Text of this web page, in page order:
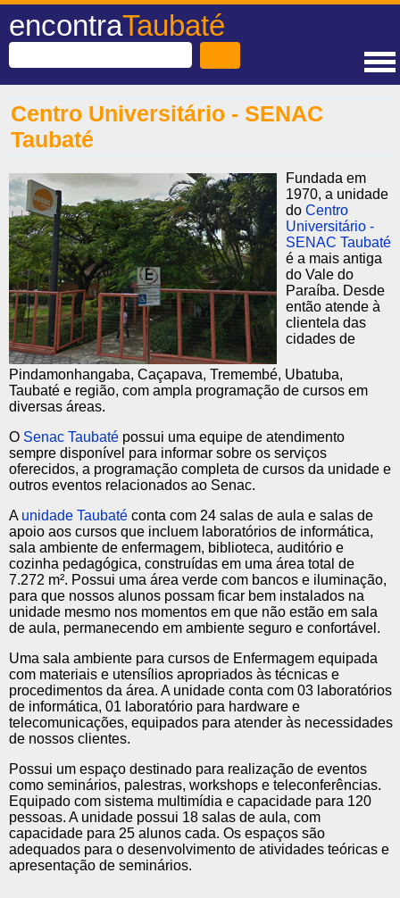
encontraTaubaté
Centro Universitário - SENAC
Taubaté
Fundada em
1970, a unidade
do Centro
Universitário -
SENAC Taubaté
é a mais antiga
do Vale do
Paraíba. Desde
então atende à
clientela das
cidades de
Pindamonhangaba, Caçapava, Tremembé, Ubatuba,
Taubaté e região, com ampla programação de cursos em
diversas áreas.
O Senac Taubaté possui uma equipe de atendimento
sempre disponível para informar sobre os serviços
oferecidos, a programação completa de cursos da unidade e
outros eventos relacionados ao Senac.
Aunidade Taubaté conta com 24 salas de aula e salas de
apoio aos cursos que incluem laboratórios de informática,
sala ambiente de enfermagem, biblioteca, auditório e
cozinha pedagógica, construídas em uma área total de
7.272 m². Possui uma área verde com bancos e iluminação,
para que nossos alunos possam ficar bem instalados na
unidade mesmo nos momentos em que não estão em sala
de aula, permanecendo em ambiente seguro e confortável.
Uma sala ambiente para cursos de Enfermagem equipada
com materiais e utensílios apropriados às técnicas e
procedimentos da área. A unidade conta com 03 laboratórios
de informática, 01 laboratório para hardware e
telecomunicações, equipados para atender às necessidades
de nossos clientes.
Possui um espaço destinado para realização de eventos
como seminários, palestras, workshops e teleconferências.
Equipado com sistema multimídia e capacidade para 120
pessoas. A unidade possui 18 salas de aula, com
capacidade para 25 alunos cada. Os espaços são
adequados para o desenvolvimento de atividades teóricas e
apresentação de seminários.